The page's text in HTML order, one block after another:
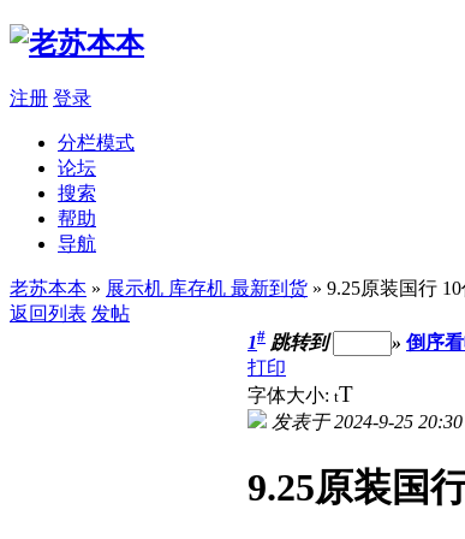
注册 登录
分栏模式
论坛
搜索
帮助
导航
老苏本本 » 展示机 库存机 最新到货 » 9.25原装国行
返回列表 发帖
1# 跳转到 » 倒序
打印
字体大小: tT
发表于 2024-9-25 20:30
9.25原装国